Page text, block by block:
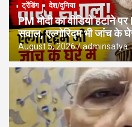
ट्रेंडिंग देश/दुनिया
PM मोदी का वीडियो हटाने
सवाल, एल्गोरिद्म भी जांच के
August 5, 2026 adminsatya